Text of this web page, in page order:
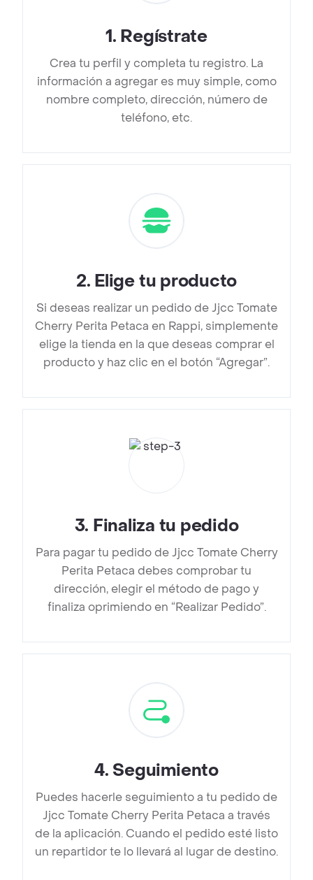
1. Regístrate
Crea tu perfil y completa tu registro. La
información a agregar es muy simple, como
nombre completo, dirección, número de
teléfono, etc.
2. Elige tu producto
Si deseas realizar un pedido de Jjcc Tomate
Cherry Perita Petaca en Rappi, simplemente
elige la tienda en la que deseas comprar el
producto y haz clic en el botón “Agregar”.
3. Finaliza tu pedido
Para pagar tu pedido de Jjcc Tomate Cherry
Perita Petaca debes comprobar tu
dirección, elegir el método de pago y
finaliza oprimiendo en “Realizar Pedido”.
4. Seguimiento
Puedes hacerle seguimiento a tu pedido de
Jjcc Tomate Cherry Perita Petaca a través
de la aplicación. Cuando el pedido esté listo
un repartidor te lo llevará al lugar de destino.